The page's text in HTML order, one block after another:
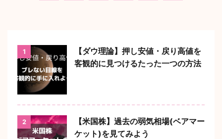
1
【ダウ理論】押し安値・戻り高値を
客観的に見つけるたった一つの方法
2
【米国株】過去の弱気相場(ベアマー
ケット)を見てみよう